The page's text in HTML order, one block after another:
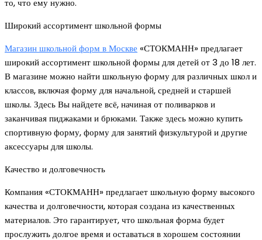
то, что ему нужно.
Широкий ассортимент школьной формы
Магазин школьной форм в Москве «СТОКМАНН» предлагает
широкий ассортимент школьной формы для детей от 3 до 18 лет.
В магазине можно найти школьную форму для различных школ и
классов, включая форму для начальной, средней и старшей
школы. Здесь Вы найдете всё, начиная от поливарков и
заканчивая пиджаками и брюками. Также здесь можно купить
спортивную форму, форму для занятий физкультурой и другие
аксессуары для школы.
Качество и долговечность
Компания «СТОКМАНН» предлагает школьную форму высокого
качества и долговечности, которая создана из качественных
материалов. Это гарантирует, что школьная форма будет
прослужить долгое время и оставаться в хорошем состоянии